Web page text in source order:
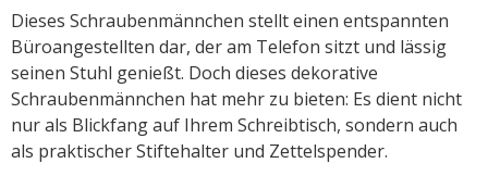
Dieses Schraubenmännchen stellt einen entspannten
Büroangestellten dar, der am Telefon sitzt und lässig
seinen Stuhl genießt. Doch dieses dekorative
Schraubenmännchen hat mehr zu bieten: Es dient nicht
nur als Blickfang auf Ihrem Schreibtisch, sondern auch
als praktischer Stiftehalter und Zettelspender.